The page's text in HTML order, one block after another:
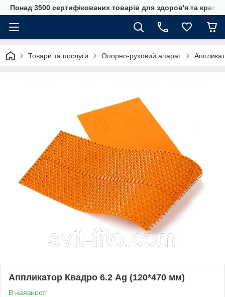
Понад 3500 сертифікованих товарів для здоров'я та краси
Товари та послуги Опорно-руховий апарат
Аппликатор Квадро 6.2 Ag (120*470 мм)
В наявності